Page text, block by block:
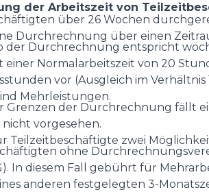
der Arbeitszeit von
über 26 Wochen
Durchrechnung über einen
der Durchrechnung entspricht
einer Normalarbeitszeit von 20
vor (Ausgleich im
Mehrleistungen.
der Durchrechnung fällt
vorgesehen.
Teilzeitbeschäftigte zwei
ohne
In diesem Fall gebührt für
anderen festgelegten 3-